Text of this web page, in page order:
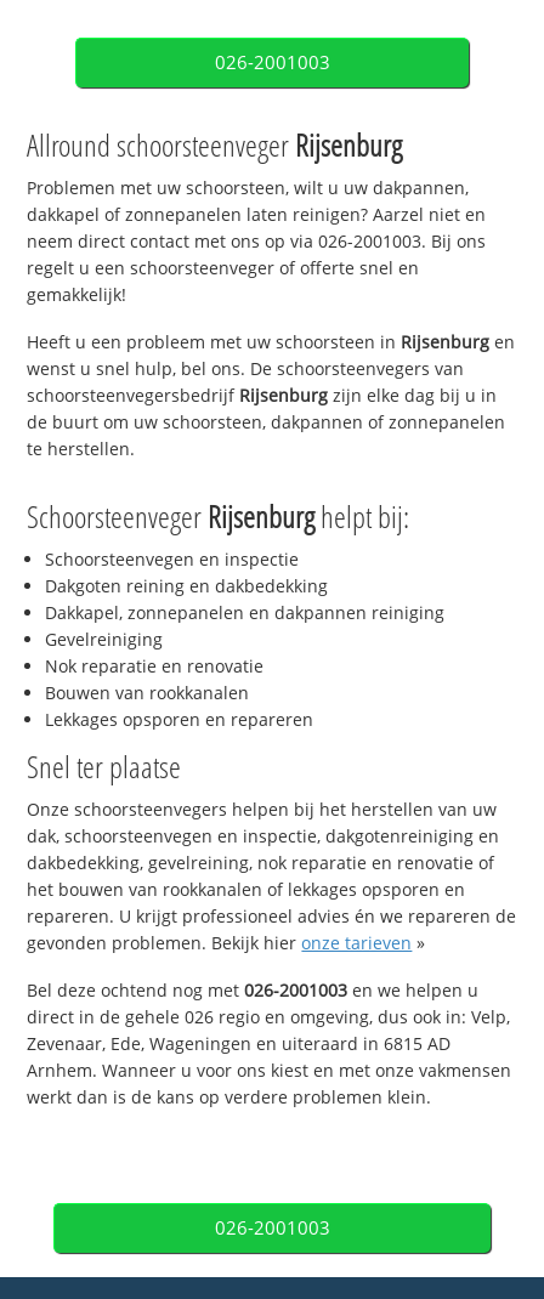
026-2001003
Allround schoorsteenveger Rijsenburg
Problemen met uw schoorsteen, wilt u uw dakpannen,
dakkapel of zonnepanelen laten reinigen? Aarzel niet en
neem direct contact met ons op via 026-2001003. Bij ons
regelt u een schoorsteenveger of offerte snel en
gemakkelijk!
Heeft u een probleem met uw schoorsteen in Rijsenburg en
wenst u snel hulp, bel ons. De schoorsteenvegers van
schoorsteenvegersbedrijf Rijsenburg zijn elke dag bij u in
de buurt om uw schoorsteen, dakpannen of zonnepanelen
te herstellen.
Schoorsteenveger Rijsenburghelpt bij:
Schoorsteenvegen en inspectie
Dakgoten reining en dakbedekking
Dakkapel, zonnepanelen en dakpannen reiniging
Gevelreiniging
Nok reparatie en renovatie
Bouwen van rookkanalen
Lekkages opsporen en repareren
Snel ter plaatse
Onze schoorsteenvegers helpen bij het herstellen van uw
dak, schoorsteenvegen en inspectie, dakgotenreiniging en
dakbedekking, gevelreining, nok reparatie en renovatie of
het bouwen van rookkanalen of lekkages opsporen en
repareren. U krijgt professioneel advies én we repareren de
gevonden problemen. Bekijk hieronze tarieven »
Bel deze ochtend nog met026-2001003 en we helpen u
direct in de gehele 026 regio en omgeving, dus ook in: Velp,
Zevenaar, Ede, Wageningen en uiteraard in 6815 AD
Arnhem. Wanneer u voor ons kiest en met onze vakmensen
werkt dan is de kans op verdere problemen klein.
026-2001003